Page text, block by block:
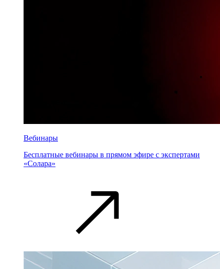
Вебинары
Бесплатные вебинары в прямом эфире с экспертами
«Солара»